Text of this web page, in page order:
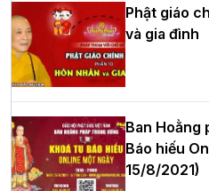
Hòa thượng Thích Quảng
cử Trưởng BTS GHPGVN
Phòng nhiệm kỳ 2026 – 2031
Thượng tọa Thích Tâm
Phật giáo
và gia đình
Ban Hoằng
Báo hiếu
15/8/2021)